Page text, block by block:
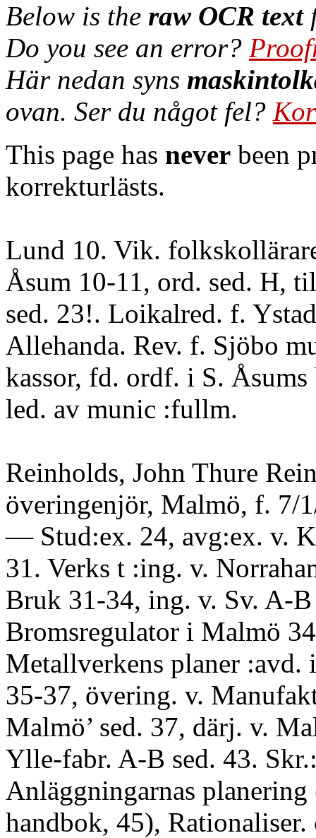
Below is the raw OCR text
Do you see an error?
Här nedan syns
ovan. Ser du något fel?
This page has never been
korrekturlästs.
Lund 10. Vik.
Åsum 10-11, ord. sed. H,
sed. 23!. Loikalred. f.
Allehanda. Rev. f. Sjöbo
kassor, fd. ordf. i S.
led. av munic :fullm.
Reinholds, John Thure
överingenjör, Malmö, f. 7/
— Stud:ex. 24, avg:ex. v.
31. Verks t :ing. v.
Bruk 31-34, ing. v. Sv. A-B
Bromsregulator i Malmö
Metallverkens planer :avd.
35-37, övering. v.
Malmö’ sed. 37, därj. v.
Ylle-fabr. A-B sed. 43.
Anläggningarnas
handbok, 45), Rationaliser.